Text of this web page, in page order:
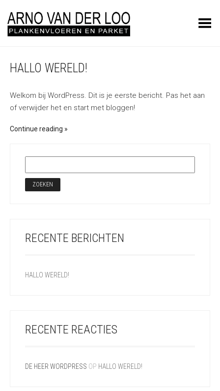
Toggle Menu
HALLO WERELD!
Welkom bij WordPress. Dit is je eerste bericht. Pas het aan
of verwijder het en start met bloggen!
Continue reading
RECENTE BERICHTEN
HALLO WERELD!
RECENTE REACTIES
DE HEER WORDPRESS OP HALLO WERELD!